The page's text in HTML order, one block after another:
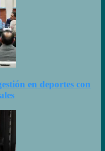
en deportes con